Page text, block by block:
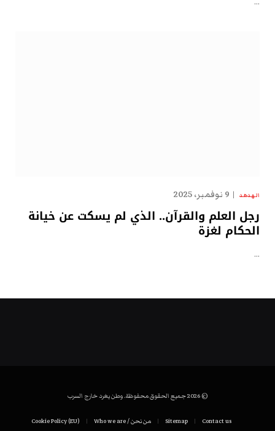
…
الهدهد 9 نوفمبر، 2025
رجل العلم والقرآن.. الذي لم يسكت عن خيانة
الحكام لغزة
…
© 2026 جميع الحقوق محفوظة. وطن يغرد خارج السرب
Contact us
Sitemap من نحن / Who we are Cookie Policy (EU)